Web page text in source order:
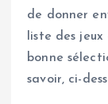
de donner
liste des jeux
bonne
savoir, ci-